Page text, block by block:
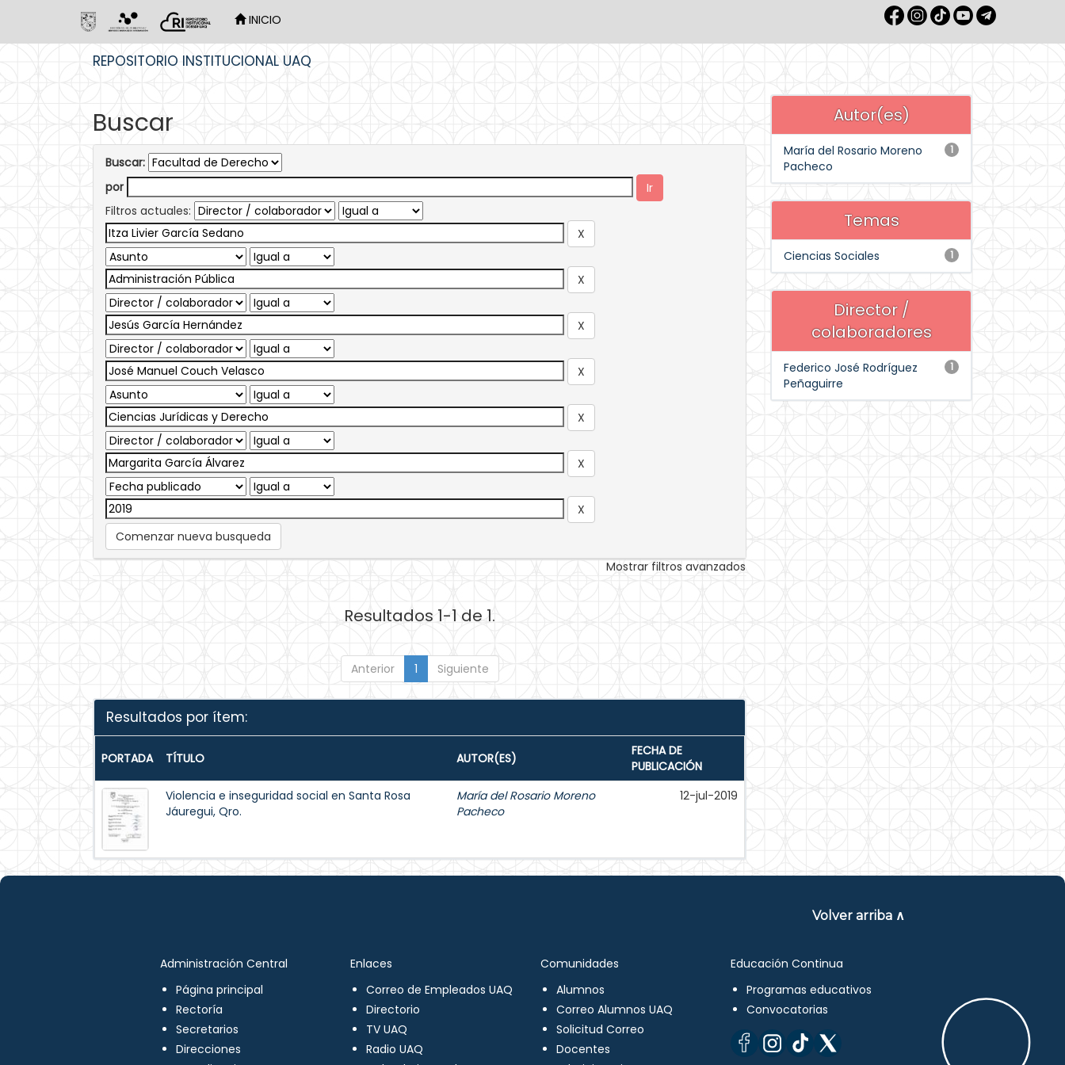
INICIO
REPOSITORIO INSTITUCIONAL UAQ
Buscar
Buscar:
por
Filtros actuales:
Comenzar nueva busqueda
Mostrar filtros avanzados
Resultados 1-1 de 1.
Anterior 1 Siguiente
Resultados por ítem:
PORTADA TÍTULO AUTOR(ES)
FECHA DE
PUBLICACIÓN
Violencia e inseguridad social en Santa Rosa
Jáuregui, Qro.
María del Rosario Moreno
Pacheco
12-jul-2019
Autor(es)
1
María del Rosario Moreno
Pacheco
Temas
1
Ciencias Sociales
Director /
colaboradores
1
Federico José Rodríguez
Peñaguirre
Volver arriba ∧
Administración Central
Página principal
Rectoría
Secretarios
Direcciones
Enlaces
Correo de Empleados UAQ
Directorio
TV UAQ
Radio UAQ
Comunidades
Alumnos
Correo Alumnos UAQ
Solicitud Correo
Docentes
Educación Continua
Programas educativos
Convocatorias